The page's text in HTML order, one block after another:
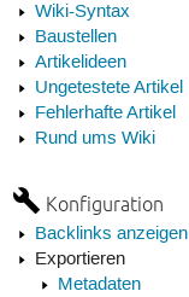
Wiki-Syntax
Baustellen
Artikelideen
Ungetestete Artikel
Fehlerhafte Artikel
Rund ums Wiki
Konfiguration
Backlinks anzeigen
Exportieren
Metadaten